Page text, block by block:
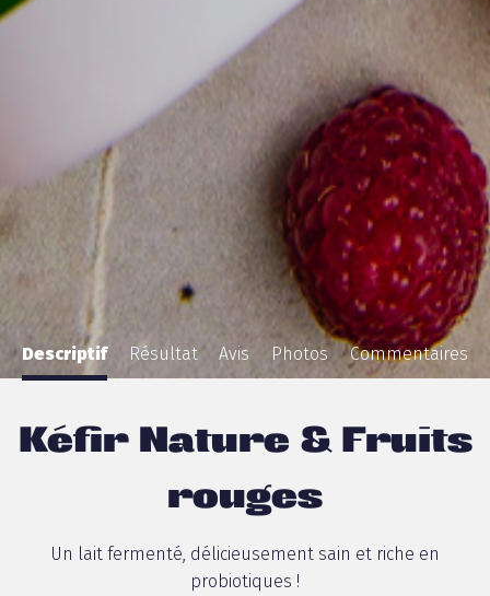
Descriptif Résultat Avis Photos Commentaires
Kéfir Nature & Fruits
rouges
Un lait fermenté, délicieusement sain et riche en
probiotiques !